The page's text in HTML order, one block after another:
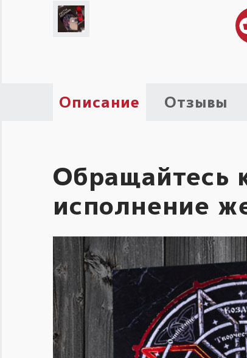
Описание Отзывы
Обращайтесь
исполнение